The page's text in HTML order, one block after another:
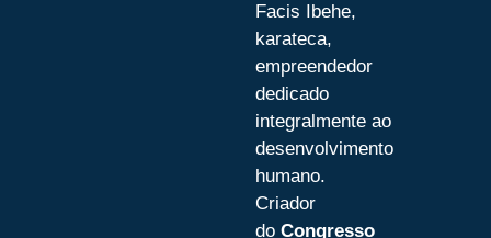
Facis Ibehe,
karateca,
empreendedor
dedicado
integralmente ao
desenvolvimento
humano.
Criador
do Congresso